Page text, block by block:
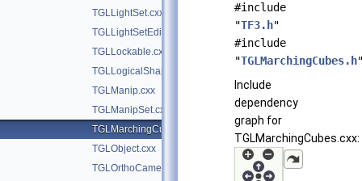
TGLLightSet.cxx
TGLLightSetEditor.cxx
TGLLockable.cxx
TGLLogicalShape.cxx
TGLManip.cxx
TGLManipSet.cxx
TGLMarchingCubes.cxx
TGLObject.cxx
TGLOrthoCamera.cxx
#include
"TF3.h"
#include
"TGLMarchingCubes.h
Include
dependency
graph for
TGLMarchingCubes.cxx: